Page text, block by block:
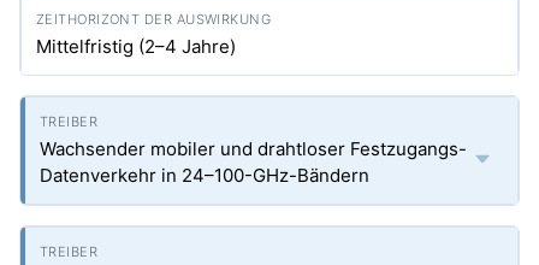
Mittelfristig (2–4 Jahre)
Wachsender mobiler und drahtloser Festzugangs-
Datenverkehr in 24–100-GHz-Bändern